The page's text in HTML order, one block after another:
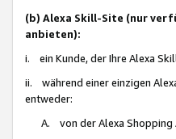
(b) Alexa Skill-Site (nur
anbieten):
i. ein Kunde, der Ihre Alexa
ii. während einer einzigen
entweder:
A. von der Alexa Shopping